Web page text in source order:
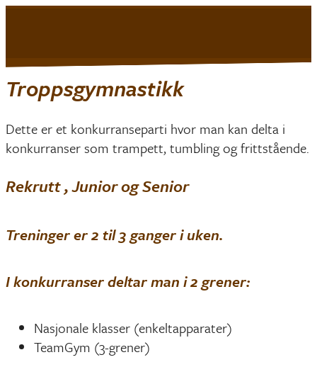
Troppsgymnastikk
Dette er et konkurranseparti hvor man kan delta i
konkurranser som trampett, tumbling og frittstående.
Rekrutt , Junior og Senior
Treninger er 2 til 3 ganger i uken.
I konkurranser deltar man i 2 grener:
Nasjonale klasser (enkeltapparater)
TeamGym (3-grener)